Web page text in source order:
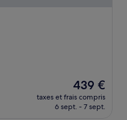
Le
nouveau
prix
439 €
taxes et frais compris
6 sept. - 7 sept.